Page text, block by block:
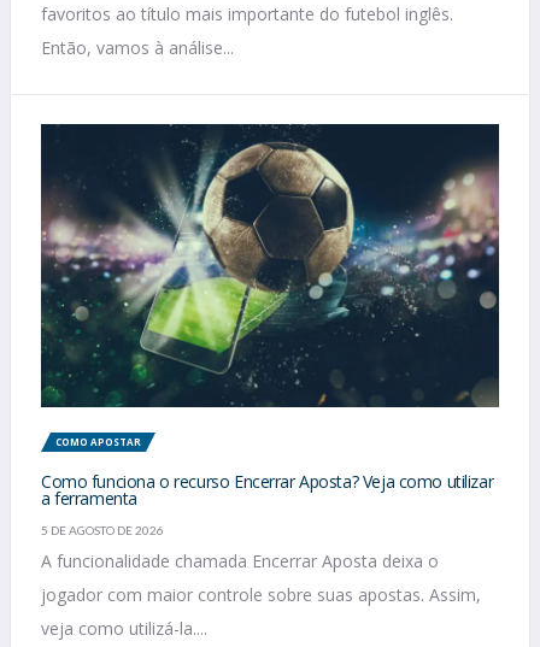
favoritos ao título mais importante do futebol inglês.
Então, vamos à análise...
COMO APOSTAR
Como funciona o recurso Encerrar Aposta? Veja como utilizar
a ferramenta
5 DE AGOSTO DE 2026
A funcionalidade chamada Encerrar Aposta deixa o
jogador com maior controle sobre suas apostas. Assim,
veja como utilizá-la....